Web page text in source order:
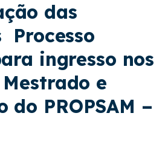
das
Processo
ingresso nos
e
do PROPSAM –